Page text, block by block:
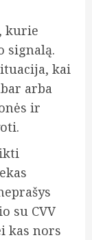
kurie
signalą.
kai
arba
ir
su CVV
kas nors